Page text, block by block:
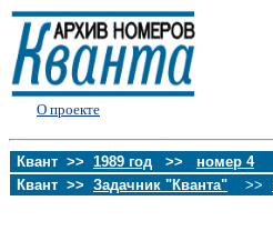
О проекте
Квант >> 1989 год >> номер 4
Квант >> Задачник "Кванта" >>